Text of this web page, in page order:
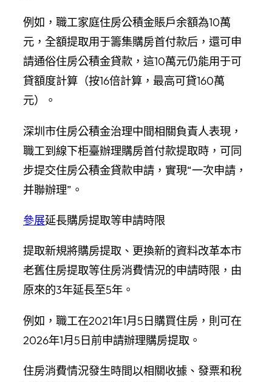
例如，職工家庭住房公積金賬戶余額為10萬
元，全額提取用于籌集購房首付款后，還可申
請通俗住房公積金貸款，這10萬元仍能用于可
貸額度計算（按16倍計算，最高可貸160萬
元）。
深圳市住房公積金治理中間相關負責人表現，
職工到線下柜臺辦理購房首付款提取時，可同
步提交住房公積金貸款申請，實現“一次申請，
并聯辦理”。
參展延長購房提取等申請時限
提取新規將購房提取、更換新的資料改革本市
老舊住房提取等住房消費情況的申請時限，由
原來的3年延長至5年。
例如，職工在2021年1月5日購買住房，則可在
2026年1月5日前申請辦理購房提取。
住房消費情況發生時間以相關收據、發票和稅